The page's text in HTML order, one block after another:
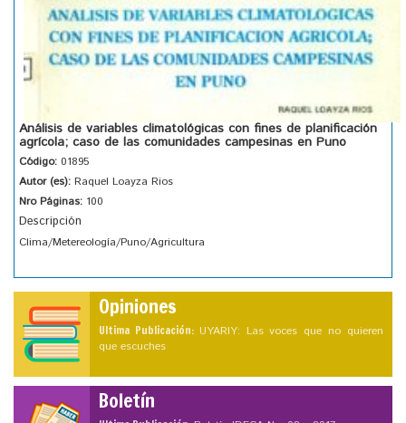
Análisis de variables climatológicas con fines de planificación
agrícola; caso de las comunidades campesinas en Puno
Código: 01895
Autor (es): Raquel Loayza Rios
Nro Páginas: 100
Descripción
Clima/Metereología/Puno/Agricultura
Opiniones
Ultima Publicación: UYARIY: Las voces que no quieren
que escuches
Boletín